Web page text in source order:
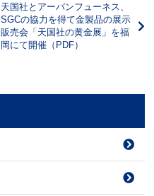
天国社とアーバンフューネス、
SGCの協力を得て金製品の展示
販売会「天国社の黄金展」を福
岡にて開催（PDF）